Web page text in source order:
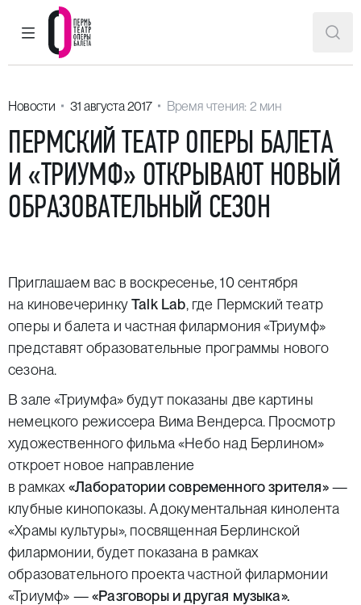
ГЛАВНОЕ МЕНЮ
Пермский театр оперы и балета
Новости 31 августа 2017 Время чтения: 2 мин
ПЕРМСКИЙ ТЕАТР ОПЕРЫ БАЛЕТА
И «ТРИУМФ» ОТКРЫВАЮТ НОВЫЙ
ОБРАЗОВАТЕЛЬНЫЙ СЕЗОН
Приглашаем вас в воскресенье, 10 сентября
на киновечеринкуTalk Lab, где Пермский театр
оперы и балета и частная филармония «Триумф»
представят образовательные программы нового
сезона.
В зале «Триумфа» будут показаны две картины
немецкого режиссера Вима Вендерса. Просмотр
художественного фильма «Небо над Берлином»
откроет новое направление
в рамках «Лаборатории современного зрителя»—
клубные кинопоказы. А документальная кинолента
«Храмы культуры», посвященная Берлинской
филармонии, будет показана в рамках
образовательного проекта частной филармонии
«Триумф» —«Разговоры и другая музыка».